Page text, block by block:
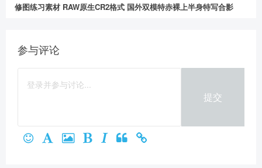
修图练习素材 RAW原生CR2格式 国外双模特赤裸上半身特写合影
参与评论
提交